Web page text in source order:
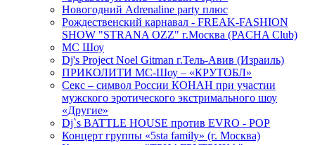
Новогодний Adrenaline party плюс
Рождественский карнавал - FREAK-FASHION
SHOW "STRANA OZZ" г.Москва (PACHA Club)
MC Шоу
Dj's Project Noel Gitman г.Тель-Авив (Израиль)
ПРИКОЛИТИ МС-Шоу – «КРУТОБЛ»
Секс – символ России КОНАН при участии
мужского эротического экстримального шоу
«Другие»
Dj`s BATTLE HOUSE против EVRO - POP
Концерт группы «5sta family» (г. Москва)